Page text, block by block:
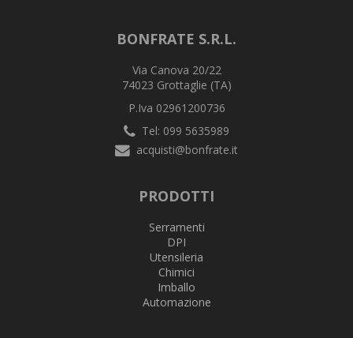
BONFRATE S.R.L.
Via Canova 20/22
74023 Grottaglie (TA)
P.Iva 02961200736
Tel: 099 5635989
acquisti@bonfrate.it
PRODOTTI
Serramenti
DPI
Utensileria
Chimici
Imballo
Automazione